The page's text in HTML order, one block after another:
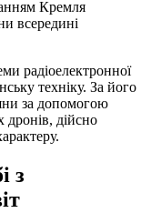
Кремля
всередині
радіоелектронної
техніку. За його
за допомогою
дронів, дійсно
з